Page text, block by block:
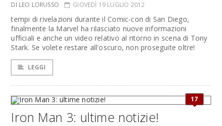
DI LEO LORUSSO GIOVEDÌ 19 LUGLIO 2012
tempi di rivelazioni durante il Comic-con di San Diego,
finalmente la Marvel ha rilasciato nuove informazioni
ufficiali e anche un video relativo al ritorno in scena di Tony
Stark. Se volete restare all'oscuro, non proseguite oltre!
LEGGI
17
Iron Man 3: ultime notizie!